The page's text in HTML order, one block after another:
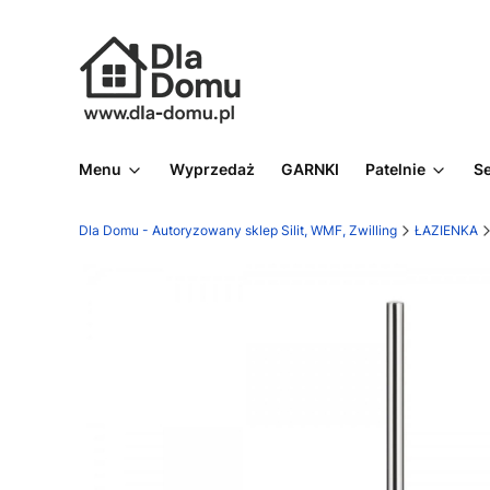
Menu Wyprzedaż GARNKI Patelnie
Dla Domu - Autoryzowany sklep Silit, WMF, Zwilling ŁAZIENKA